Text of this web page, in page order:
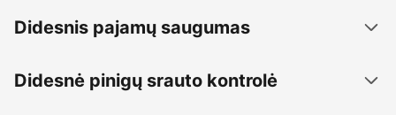
Didesnis pajamų saugumas
Didesnė pinigų srauto kontrolė